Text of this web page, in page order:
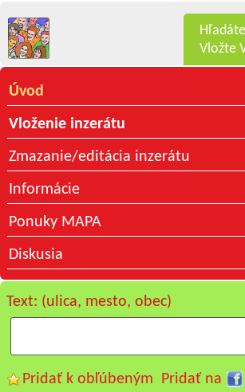
Vložte
Úvod
Vloženie inzerátu
Zmazanie/editácia inzerátu
Informácie
Ponuky MAPA
Diskusia
Text: (ulica, mesto, obec)
Pridať k obľúbeným Pridať na